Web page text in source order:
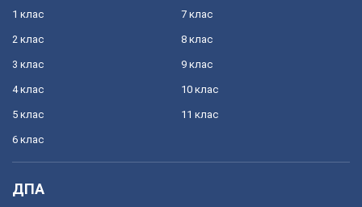
1 клас
2 клас
3 клас
4 клас
5 клас
6 клас
7 клас
8 клас
9 клас
10 клас
11 клас
ДПА